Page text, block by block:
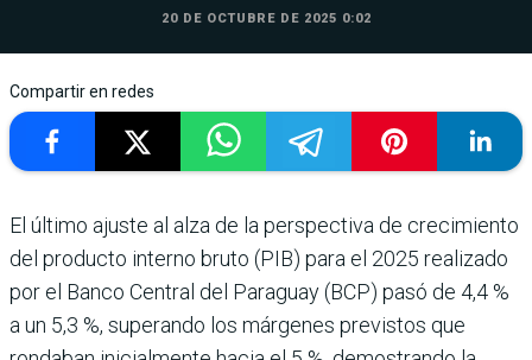
20 DE OCTUBRE DE 2025 0:02
Compartir en redes
El último ajuste al alza de la perspectiva de crecimiento
del producto interno bruto (PIB) para el 2025 realizado
por el Banco Central del Para­guay (BCP) pasó de 4,4 %
a un 5,3 %, superando los már­genes previstos que